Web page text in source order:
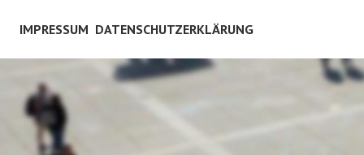
IMPRESSUM DATENSCHUTZERKLÄRUNG